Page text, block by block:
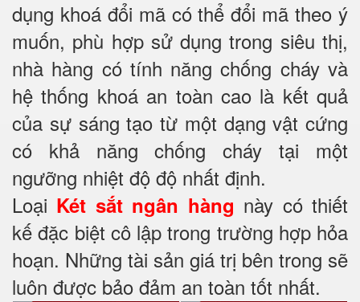
dụng khoá đổi mã có thể đổi mã theo ý
muốn, phù hợp sử dụng trong siêu thị,
nhà hàng có tính năng chống cháy và
hệ thống khoá an toàn cao là kết quả
của sự sáng tạo từ một dạng vật cứng
có khả năng chống cháy tại một
ngưỡng nhiệt độ độ nhất định.
Loại Két sắt ngân hàng này có thiết
kế đặc biệt cô lập trong trường hợp hỏa
hoạn. Những tài sản giá trị bên trong sẽ
luôn được bảo đảm an toàn tốt nhất.